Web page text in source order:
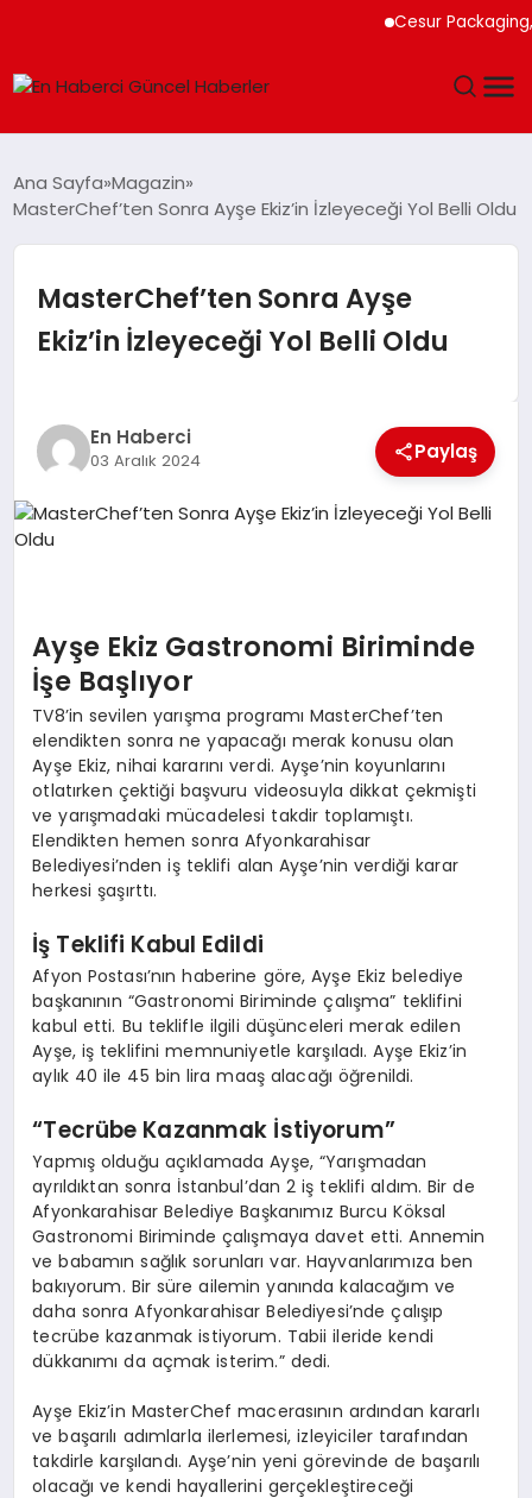
Cesur Packaging,
SAĞLIK
TEKNOLOJI
DÜNYA
EKONOMI
SIYASET
Ana Sayfa Magazin
MasterChef’ten Sonra Ayşe Ekiz’in İzleyeceği Yol Belli Oldu
MasterChef’ten Sonra Ayşe
Ekiz’in İzleyeceği Yol Belli Oldu
En Haberci
03 Aralık 2024 Paylaş
Ayşe Ekiz Gastronomi Biriminde
İşe Başlıyor
TV8’in sevilen yarışma programı MasterChef’ten
elendikten sonra ne yapacağı merak konusu olan
Ayşe Ekiz, nihai kararını verdi. Ayşe’nin koyunlarını
otlatırken çektiği başvuru videosuyla dikkat çekmişti
ve yarışmadaki mücadelesi takdir toplamıştı.
Elendikten hemen sonra Afyonkarahisar
Belediyesi’nden iş teklifi alan Ayşe’nin verdiği karar
herkesi şaşırttı.
İş Teklifi Kabul Edildi
Afyon Postası’nın haberine göre, Ayşe Ekiz belediye
başkanının “Gastronomi Biriminde çalışma” teklifini
kabul etti. Bu teklifle ilgili düşünceleri merak edilen
Ayşe, iş teklifini memnuniyetle karşıladı. Ayşe Ekiz’in
aylık 40 ile 45 bin lira maaş alacağı öğrenildi.
“Tecrübe Kazanmak İstiyorum”
Yapmış olduğu açıklamada Ayşe, “Yarışmadan
ayrıldıktan sonra İstanbul’dan 2 iş teklifi aldım. Bir de
Afyonkarahisar Belediye Başkanımız Burcu Köksal
Gastronomi Biriminde çalışmaya davet etti. Annemin
ve babamın sağlık sorunları var. Hayvanlarımıza ben
bakıyorum. Bir süre ailemin yanında kalacağım ve
daha sonra Afyonkarahisar Belediyesi’nde çalışıp
tecrübe kazanmak istiyorum. Tabii ileride kendi
dükkanımı da açmak isterim.” dedi.
Ayşe Ekiz’in MasterChef macerasının ardından kararlı
ve başarılı adımlarla ilerlemesi, izleyiciler tarafından
takdirle karşılandı. Ayşe’nin yeni görevinde de başarılı
olacağı ve kendi hayallerini gerçekleştireceği